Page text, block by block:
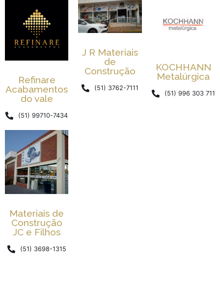
Refinare
Acabamentos
do vale
(51) 99710-7434
J R Materiais
de
Construção
(51) 3762-7111
KOCHHANN
Metalúrgica
(51) 996 303 711
Materiais de
Construção
JC e Filhos
(51) 3698-1315